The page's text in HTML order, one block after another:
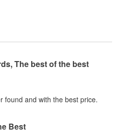
The best of the best
found and with the best price.
Best